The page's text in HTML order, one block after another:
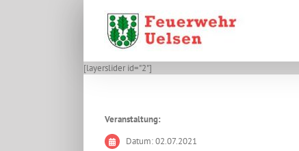
[layerslider id="2"]
Veranstaltung:
Datum: 02.07.2021